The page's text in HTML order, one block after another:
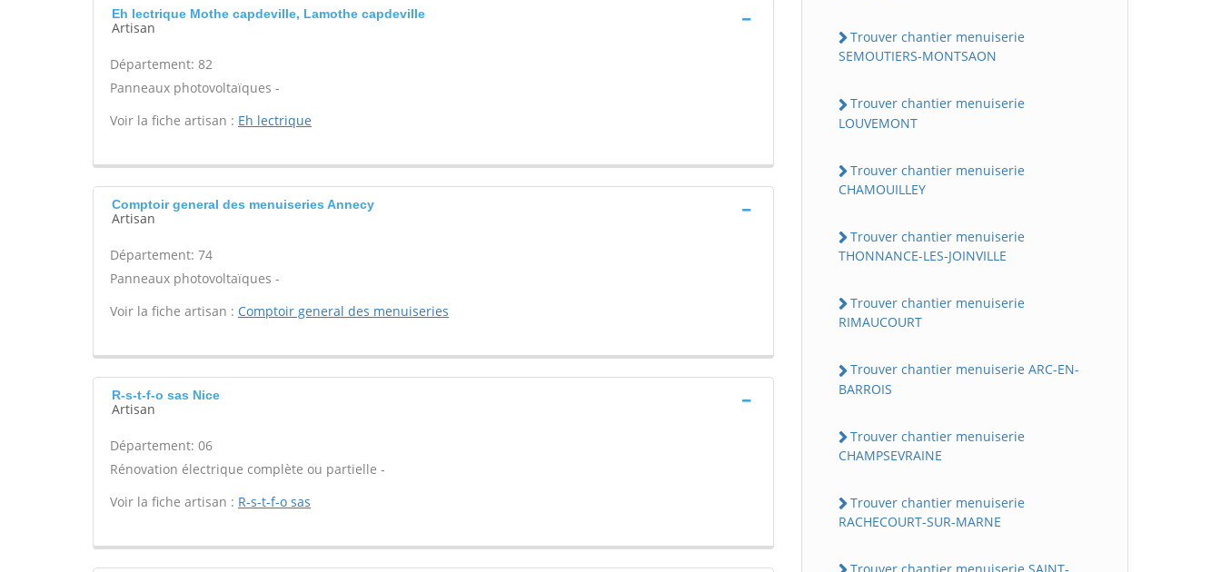
Eh lectrique Mothe capdeville, Lamothe capdeville
Artisan
Département: 82
Panneaux photovoltaïques -
Voir la fiche artisan : Eh lectrique
Comptoir general des menuiseries Annecy
Artisan
Département: 74
Panneaux photovoltaïques -
Voir la fiche artisan : Comptoir general des menuiseries
R-s-t-f-o sas Nice
Artisan
Département: 06
Rénovation électrique complète ou partielle -
Voir la fiche artisan : R-s-t-f-o sas
Trouver chantier menuiserie
SEMOUTIERS-MONTSAON
Trouver chantier menuiserie
LOUVEMONT
Trouver chantier menuiserie
CHAMOUILLEY
Trouver chantier menuiserie
THONNANCE-LES-JOINVILLE
Trouver chantier menuiserie
RIMAUCOURT
Trouver chantier menuiserie ARC-EN-
BARROIS
Trouver chantier menuiserie
CHAMPSEVRAINE
Trouver chantier menuiserie
RACHECOURT-SUR-MARNE